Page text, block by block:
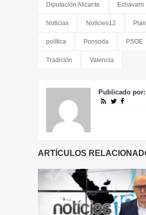
Diputación Alicante Echávarri
Noticias Notícies12
política Ponsoda PSOE
Tradición Valencia
Publicado por:
ARTÍCULOS